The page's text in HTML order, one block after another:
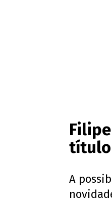
título
A